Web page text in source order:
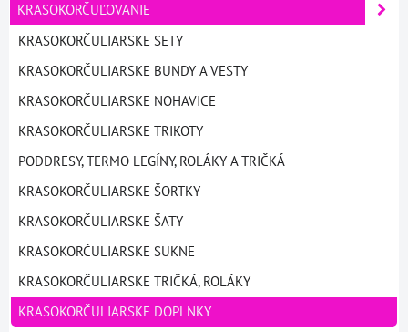
KRASOKORČUĽOVANIE
KRASOKORČULIARSKE SETY
KRASOKORČULIARSKE BUNDY A VESTY
KRASOKORČULIARSKE NOHAVICE
KRASOKORČULIARSKE TRIKOTY
PODDRESY, TERMO LEGÍNY, ROLÁKY A TRIČKÁ
KRASOKORČULIARSKE ŠORTKY
KRASOKORČULIARSKE ŠATY
KRASOKORČULIARSKE SUKNE
KRASOKORČULIARSKE TRIČKÁ, ROLÁKY
KRASOKORČULIARSKE DOPLNKY